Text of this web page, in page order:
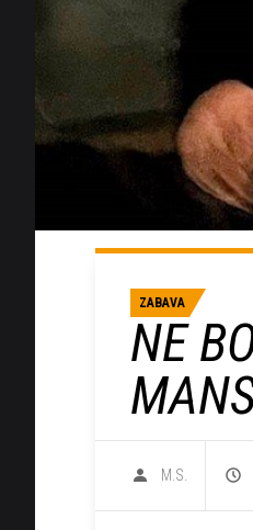
ZABAVA
NE
M.S.